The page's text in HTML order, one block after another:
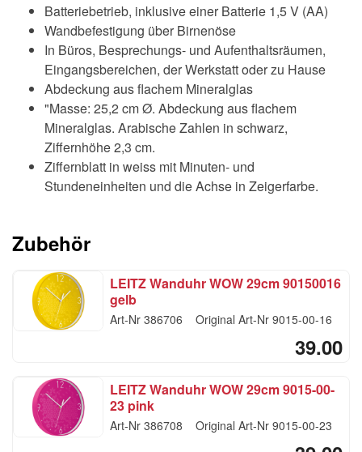
Batteriebetrieb, inklusive einer Batterie 1,5 V (AA)
Wandbefestigung über Birnenöse
In Büros, Besprechungs- und Aufenthaltsräumen,
Eingangsbereichen, der Werkstatt oder zu Hause
Abdeckung aus flachem Mineralglas
"Masse: 25,2 cm Ø. Abdeckung aus flachem
Mineralglas. Arabische Zahlen in schwarz,
Ziffernhöhe 2,3 cm.
Ziffernblatt in weiss mit Minuten- und
Stundeneinheiten und die Achse in Zeigerfarbe.
Zubehör
LEITZ Wanduhr WOW 29cm 90150016
gelb
Art-Nr 386706 Original Art-Nr 9015-00-16
39.00
LEITZ Wanduhr WOW 29cm 9015-00-
23 pink
Art-Nr 386708 Original Art-Nr 9015-00-23